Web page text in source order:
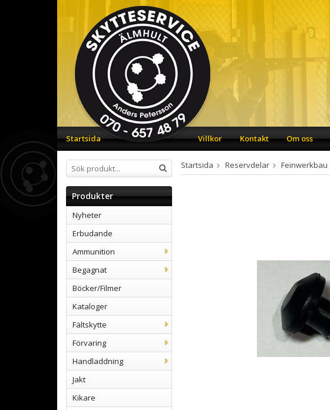
Startsida
Villkor Kontakt Om oss
Produkter
Nyheter
Erbudande
Ammunition
Begagnat
Böcker/Filmer
Kataloger
Fältskytte
Förvaring
Handladdning
Jakt
Kikare
Startsida Reservdelar Feinwerkbau